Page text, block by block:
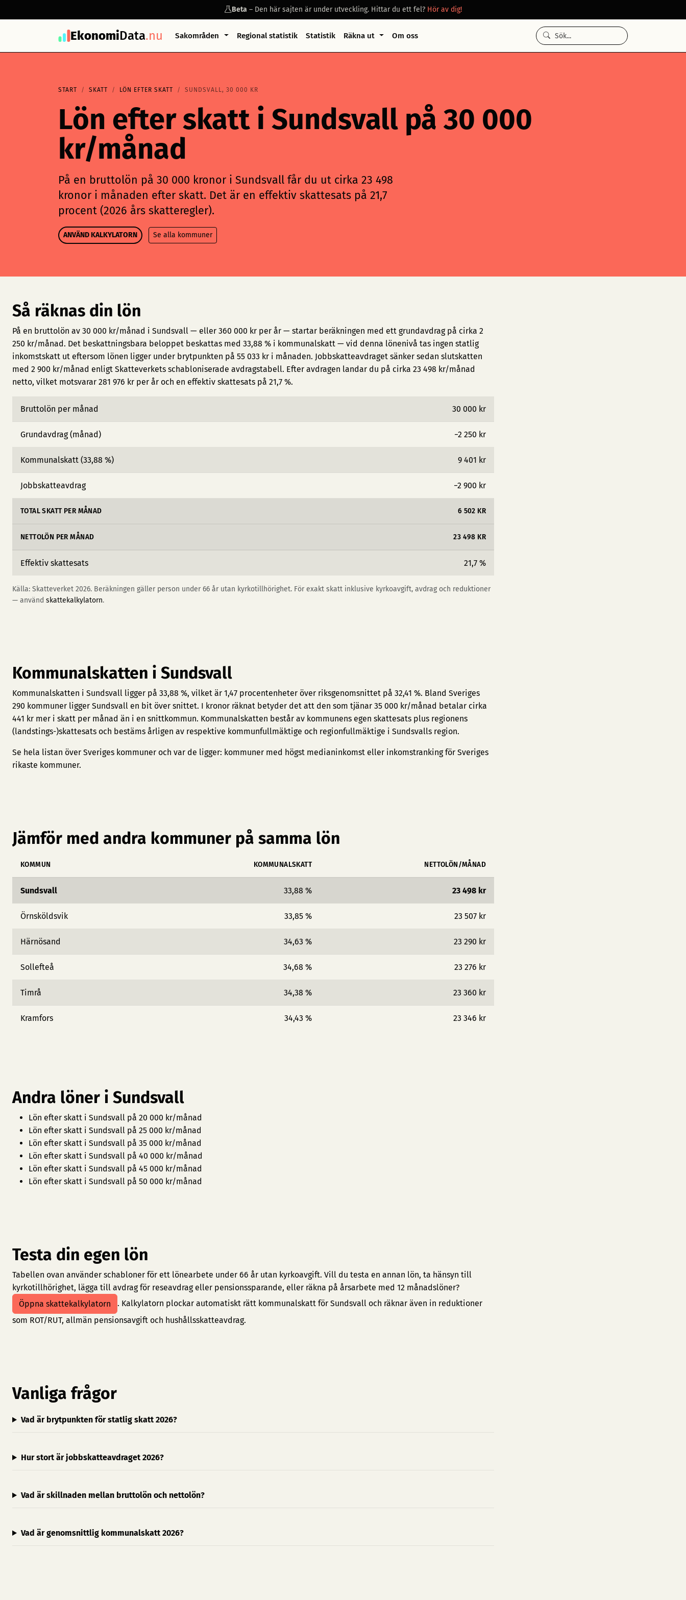
Beta– Den här sajten är under utveckling. Hittar du ett fel? Hör av dig!
EkonomiData.nu Sakområden Regional statistik Statistik Räkna ut Om oss
START SKATT LÖN EFTER SKATT SUNDSVALL, 30 000 KR
Lön efter skatt i Sundsvall på 30 000
kr/månad
På en bruttolön på 30 000 kronor i Sundsvall får du ut cirka 23 498
kronor i månaden efter skatt. Det är en effektiv skattesats på 21,7
procent (2026 års skatteregler).
ANVÄND KALKYLATORN Se alla kommuner
Så räknas din lön
På en bruttolön av 30 000 kr/månad i Sundsvall — eller 360 000 kr per år — startar beräkningen med ett grundavdrag på cirka 2
250 kr/månad. Det beskattningsbara beloppet beskattas med 33,88 % i kommunalskatt — vid denna lönenivå tas ingen statlig
inkomstskatt ut eftersom lönen ligger under brytpunkten på 55 033 kr i månaden. Jobbskatteavdraget sänker sedan slutskatten
med 2 900 kr/månad enligt Skatteverkets schabloniserade avdragstabell. Efter avdragen landar du på cirka 23 498 kr/månad
netto, vilket motsvarar 281 976 kr per år och en effektiv skattesats på 21,7 %.
Bruttolön per månad 30 000 kr
Grundavdrag (månad) −2 250 kr
Kommunalskatt (33,88 %) 9 401 kr
Jobbskatteavdrag −2 900 kr
TOTAL SKATT PER MÅNAD 6 502 KR
NETTOLÖN PER MÅNAD 23 498 KR
Effektiv skattesats 21,7 %
Källa: Skatteverket 2026. Beräkningen gäller person under 66 år utan kyrkotillhörighet. För exakt skatt inklusive kyrkoavgift, avdrag och reduktioner
— använd skattekalkylatorn.
Kommunalskatten i Sundsvall
Kommunalskatten i Sundsvall ligger på 33,88 %, vilket är 1,47 procentenheter över riksgenomsnittet på 32,41 %. Bland Sveriges
290 kommuner ligger Sundsvall en bit över snittet. I kronor räknat betyder det att den som tjänar 35 000 kr/månad betalar cirka
441 kr mer i skatt per månad än i en snittkommun. Kommunalskatten består av kommunens egen skattesats plus regionens
(landstings-)skattesats och bestäms årligen av respektive kommunfullmäktige och regionfullmäktige i Sundsvalls region.
Se hela listan över Sveriges kommuner och var de ligger: kommuner med högst medianinkomst eller inkomstranking för Sveriges
rikaste kommuner.
Jämför med andra kommuner på samma lön
KOMMUN KOMMUNALSKATT NETTOLÖN/MÅNAD
Sundsvall 33,88 % 23 498 kr
Örnsköldsvik 33,85 % 23 507 kr
Härnösand 34,63 % 23 290 kr
Sollefteå 34,68 % 23 276 kr
Timrå 34,38 % 23 360 kr
Kramfors 34,43 % 23 346 kr
Andra löner i Sundsvall
Lön efter skatt i Sundsvall på 20 000 kr/månad
Lön efter skatt i Sundsvall på 25 000 kr/månad
Lön efter skatt i Sundsvall på 35 000 kr/månad
Lön efter skatt i Sundsvall på 40 000 kr/månad
Lön efter skatt i Sundsvall på 45 000 kr/månad
Lön efter skatt i Sundsvall på 50 000 kr/månad
Testa din egen lön
Tabellen ovan använder schabloner för ett lönearbete under 66 år utan kyrkoavgift. Vill du testa en annan lön, ta hänsyn till
kyrkotillhörighet, lägga till avdrag för reseavdrag eller pensionssparande, eller räkna på årsarbete med 12 månadslöner?
Öppna skattekalkylatorn
. Kalkylatorn plockar automatiskt rätt kommunalskatt för Sundsvall och räknar även in reduktioner
som ROT/RUT, allmän pensionsavgift och hushållsskatteavdrag.
Vanliga frågor
Vad är brytpunkten för statlig skatt 2026?
Hur stort är jobbskatteavdraget 2026?
Vad är skillnaden mellan bruttolön och nettolön?
Vad är genomsnittlig kommunalskatt 2026?